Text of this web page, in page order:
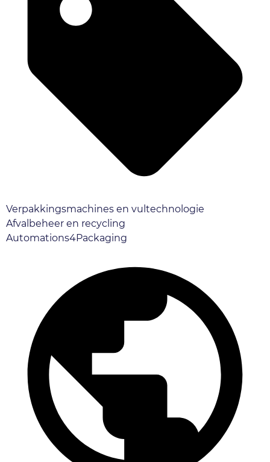
Verpakkingsmachines en vultechnologie
Afvalbeheer en recycling
Automations4Packaging